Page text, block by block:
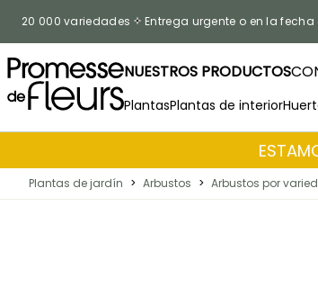
20 000 variedades Entrega urgente o en la fecha
NUESTROS PRODUCTOS
PlantasPlantas de interior
Plantas de jardín > Arbustos > Arbustos por